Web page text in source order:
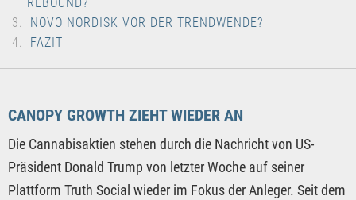
REBOUND?
NOVO NORDISK VOR DER TRENDWENDE?
FAZIT
CANOPY GROWTH ZIEHT WIEDER AN
Die Cannabisaktien stehen durch die Nachricht von US-
Präsident Donald Trump von letzter Woche auf seiner
Plattform Truth Social wieder im Fokus der Anleger. Seit dem